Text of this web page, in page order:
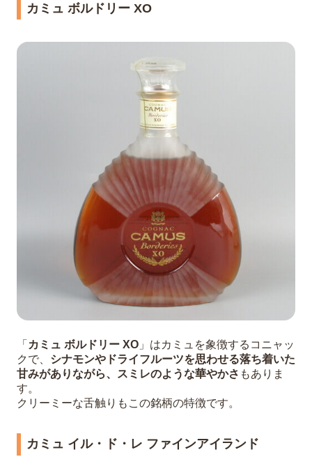
カミュ ボルドリー XO
「 カミュ ボルドリー XO 」はカミュを象徴するコニャッ
クで、 シナモンやドライフルーツを思わせる落ち着いた
甘みがありながら、スミレのような華やかさ もありま
す。
クリーミーな舌触りもこの銘柄の特徴です。
カミュ イル・ド・レ ファインアイランド